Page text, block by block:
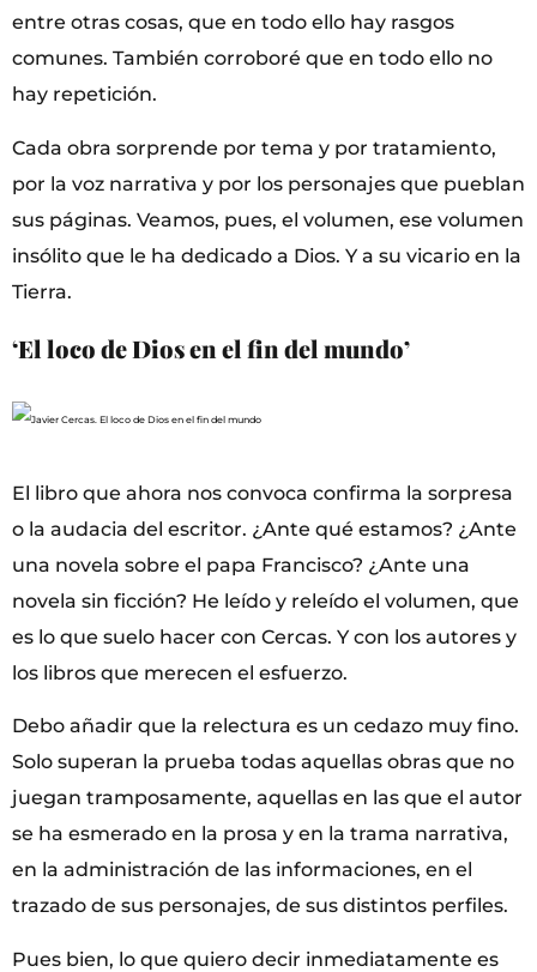
entre otras cosas, que en todo ello hay rasgos
comunes. También corroboré que en todo ello no
hay repetición.
Cada obra sorprende por tema y por tratamiento,
por la voz narrativa y por los personajes que pueblan
sus páginas. Veamos, pues, el volumen, ese volumen
insólito que le ha dedicado a Dios. Y a su vicario en la
Tierra.
‘El loco de Dios en el fin del mundo’
El libro que ahora nos convoca confirma la sorpresa
o la audacia del escritor. ¿Ante qué estamos? ¿Ante
una novela sobre el papa Francisco? ¿Ante una
novela sin ficción? He leído y releído el volumen, que
es lo que suelo hacer con Cercas. Y con los autores y
los libros que merecen el esfuerzo.
Debo añadir que la relectura es un cedazo muy fino.
Solo superan la prueba todas aquellas obras que no
juegan tramposamente, aquellas en las que el autor
se ha esmerado en la prosa y en la trama narrativa,
en la administración de las informaciones, en el
trazado de sus personajes, de sus distintos perfiles.
Pues bien, lo que quiero decir inmediatamente es